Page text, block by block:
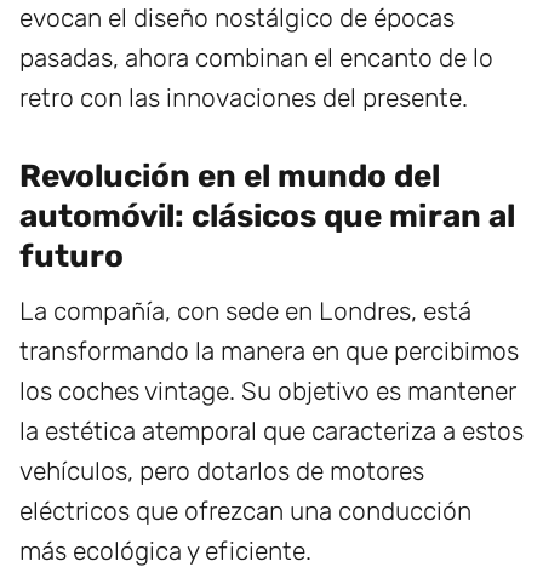
evocan el diseño nostálgico de épocas
pasadas, ahora combinan el encanto de lo
retro con las innovaciones del presente.
Revolución en el mundo del
automóvil: clásicos que miran al
futuro
La compañía, con sede en Londres, está
transformando la manera en que percibimos
los coches vintage. Su objetivo es mantener
la estética atemporal que caracteriza a estos
vehículos, pero dotarlos de motores
eléctricos que ofrezcan una conducción
más ecológica y eficiente.